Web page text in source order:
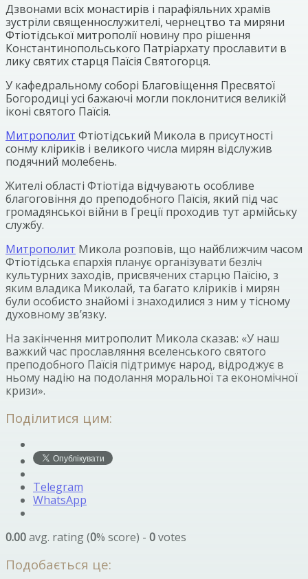
Дзвонами всіх монастирів і парафіяльних храмів
зустріли священнослужителі, чернецтво та миряни
Фтіотідської митрополії новину про рішення
Константинопольського Патріархату прославити в
лику святих старця Паїсія Святогорця.
У кафедральному соборі Благовіщення Пресвятої
Богородиці усі бажаючі могли поклонитися великій
іконі святого Паїсія.
Митрополит Фтіотідський Микола в присутності
сонму кліриків і великого числа мирян відслужив
подячний молебень.
Жителі області Фтіотіда відчувають особливе
благоговіння до преподобного Паїсія, який під час
громадянської війни в Греції проходив тут армійську
службу.
Митрополит Микола розповів, що найближчим часом
Фтіотідська єпархія планує організувати безліч
культурних заходів, присвячених старцю Паїсію, з
яким владика Миколай, та багато кліриків і мирян
були особисто знайомі і знаходилися з ним у тісному
духовному зв’язку.
На закінчення митрополит Микола сказав: «У наш
важкий час прославляння вселенського святого
преподобного Паїсія підтримує народ, відроджує в
ньому надію на подолання моральної та економічної
кризи».
Поділитися цим:
Telegram
WhatsApp
0.00avg. rating (0% score) - 0votes
Подобається це: